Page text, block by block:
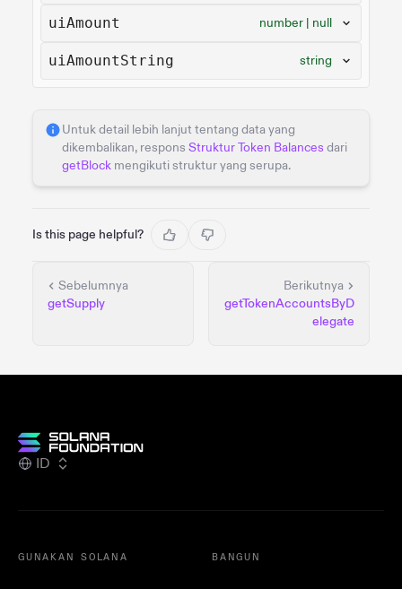
uiAmount number | null
uiAmountString string
Untuk detail lebih lanjut tentang data yang
dikembalikan, respons Struktur Token Balances dari
getBlock mengikuti struktur yang serupa.
Is this page helpful?
Sebelumnya
getSupply
Berikutnya
getTokenAccountsByD
elegate
ID
GUNAKAN SOLANA BANGUN